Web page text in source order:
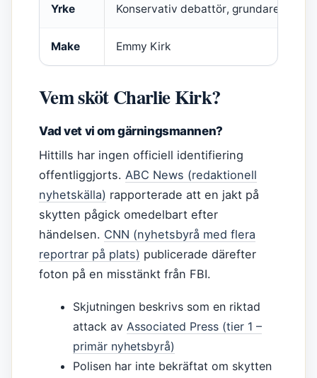
Yrke Konservativ debattör, grundare av
Make Emmy Kirk
Vem sköt Charlie Kirk?
Vad vet vi om gärningsmannen?
Hittills har ingen officiell identifiering
offentliggjorts. ABC News (redaktionell
nyhetskälla) rapporterade att en jakt på
skytten pågick omedelbart efter
händelsen. CNN (nyhetsbyrå med flera
reportrar på plats) publicerade därefter
foton på en misstänkt från FBI.
Skjutningen beskrivs som en riktad
attack av Associated Press (tier 1 –
primär nyhetsbyrå)
Polisen har inte bekräftat om skytten